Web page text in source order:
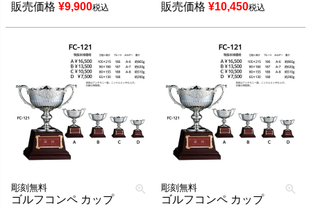
販売価格 ¥9,900税込
販売価格 ¥10,450税込
彫刻無料
ゴルフコンペ カップ
彫刻無料
ゴルフコンペ カップ